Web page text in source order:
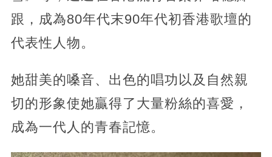
跟，成為80年代末90年代初香港歌壇的
代表性人物。
她甜美的嗓音、出色的唱功以及自然親
切的形象使她贏得了大量粉絲的喜愛，
成為一代人的青春記憶。